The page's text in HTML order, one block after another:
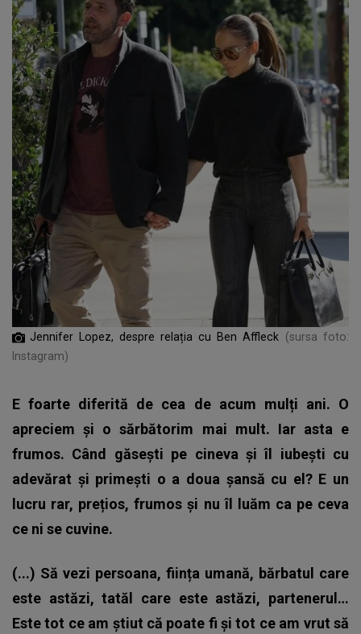
Jennifer Lopez, despre relația cu Ben Affleck (sursa foto:
Instagram)
E foarte diferită de cea de acum mulți ani. O
apreciem și o sărbătorim mai mult. Iar asta e
frumos. Când găsești pe cineva și îl iubești cu
adevărat și primești o a doua șansă cu el? E un
lucru rar, prețios, frumos și nu îl luăm ca pe ceva
ce ni se cuvine.
(...) Să vezi persoana, ființa umană, bărbatul care
este astăzi, tatăl care este astăzi, partenerul…
Este tot ce am știut că poate fi și tot ce am vrut să